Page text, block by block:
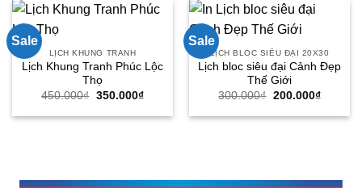
Sale
LỊCH KHUNG TRANH
Lịch Khung Tranh Phúc Lộc
Thọ
450.000₫ Giá
là:
350.000₫Giá
tại
Sale
LỊCH BLOC SIÊU ĐẠI 20X30
Lịch bloc siêu đại Cảnh Đẹp
Thế Giới
300.000₫ Giá
là:
200.000₫Giá
tại